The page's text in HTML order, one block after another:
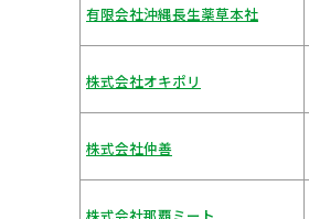
有限会社沖縄長生薬草本社
株式会社オキポリ
株式会社仲善
株式会社那覇ミート